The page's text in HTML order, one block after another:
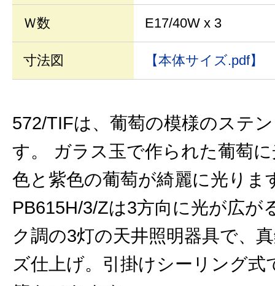
Ｗ数 E17/40W x 3
寸法図 【本体サイズ.pdf】
572/TIFは、葡萄の模様のステ
す。 ガラス玉で作られた葡萄
色と紫色の葡萄が綺麗に光りま
PB615H/3/Zは3方向に光が広が
ク調の3灯の天井照明器具で、
ズ仕上げ。引掛けシーリング式